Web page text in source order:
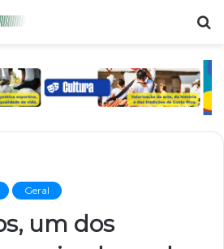
Geral
um dos